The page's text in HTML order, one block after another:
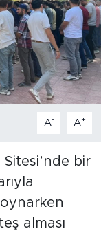
A- A+
Sitesi’nde bir
alması